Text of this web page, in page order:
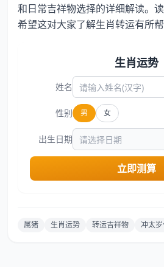
和日常吉祥物选择的详细解读。
希望这对大家了解生肖转运有所帮
生肖运势
姓名
性别 男 女
出生日期
立即测算
属猪 生肖运势 转运吉祥物 冲太